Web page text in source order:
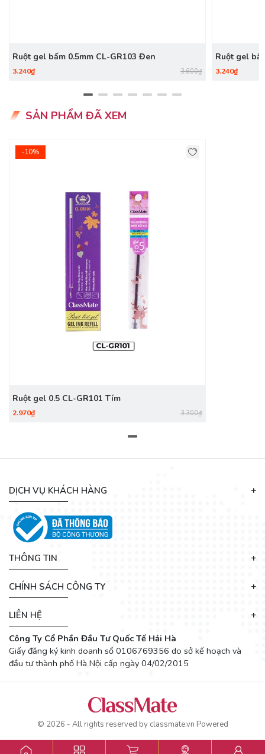
Ruột gel bấm 0.5mm CL-GR103 Đen
3.240₫ 3.600₫
Ruột gel
3.240₫
SẢN PHẨM ĐÃ XEM
-10%
Ruột gel 0.5 CL-GR101 Tím
2.970₫ 3.300₫
DỊCH VỤ KHÁCH HÀNG
THÔNG TIN
CHÍNH SÁCH CÔNG TY
LIÊN HỆ
Công Ty Cổ Phần Đầu Tư Quốc Tế Hải Hà
Giấy đăng ký kinh doanh số 0106769356 do sở kế hoạch và
đầu tư thành phố Hà Nội cấp ngày 04/02/2015
© 2026 - All rights reserved by classmate.vn Powered